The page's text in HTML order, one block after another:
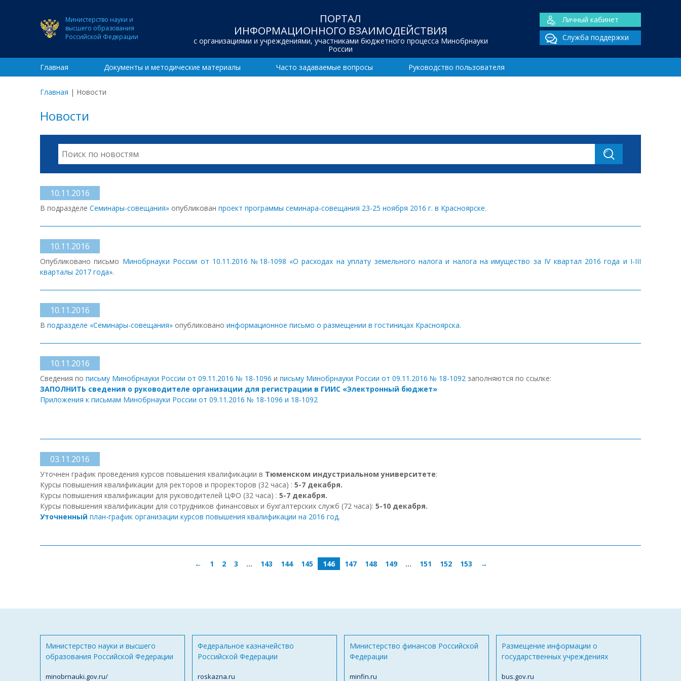
Министерство науки и
высшего образования
Российской Федерации
ПОРТАЛ
ИНФОРМАЦИОННОГО ВЗАИМОДЕЙСТВИЯ
с организациями и учреждениями, участниками бюджетного процесса Минобрнауки
России
Личный кабинет
Служба поддержки
Главная Документы и методические материалы Часто задаваемые вопросы Руководство пользователя
Главная | Новости
Новости
10.11.2016
В подразделе Семинары-совещания» опубликован проект программы семинара-совещания 23-25 ноября 2016 г. в Красноярске.
10.11.2016
Опубликовано письмо Минобрнауки России от 10.11.2016 №18-1098 «О расходах на уплату земельного налога и налога на имущество за IV квартал 2016 года и I-III
кварталы 2017 года».
10.11.2016
В подразделе «Семинары-совещания» опубликовано информационное письмо о размещении в гостиницах Красноярска.
10.11.2016
Сведения по письму Минобрнауки России от 09.11.2016 № 18-1096 и письму Минобрнауки России от 09.11.2016 № 18-1092 заполняются по ссылке:
ЗАПОЛНИТЬ сведения о руководителе организации для регистрации в ГИИС «Электронный бюджет»
Приложения к письмам Минобрнауки России от 09.11.2016 № 18-1096 и 18-1092
03.11.2016
Уточнен график проведения курсов повышения квалификации в Тюменском индустриальном университете:
Курсы повышения квалификации для ректоров и проректоров (32 часа) : 5-7 декабря.
Курсы повышения квалификации для руководителей ЦФО (32 часа) : 5-7 декабря.
Курсы повышения квалификации для сотрудников финансовых и бухгалтерских служб (72 часа): 5-10 декабря.
Уточненный план-график организации курсов повышения квалификации на 2016 год.
← 1 2 3 … 143 144 145 146 147 148 149 … 151 152 153 →
Министерство науки и высшего
образования Российской Федерации
minobrnauki.gov.ru/
Федеральное казначейство
Российской Федерации
roskazna.ru
Министерство финансов Российской
Федерации
minfin.ru
Размещение информации о
государственных учреждениях
bus.gov.ru